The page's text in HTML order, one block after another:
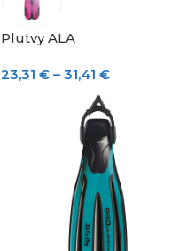
Plutvy ALA
23,31 € – 31,41 €